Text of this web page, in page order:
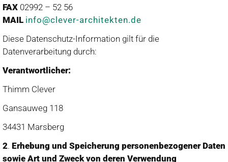
FAX 02992 – 52 56
MAIL info@clever-architekten.de
Diese Datenschutz-Information gilt für die
Datenverarbeitung durch:
Verantwortlicher:
Thimm Clever
Gansauweg 118
34431 Marsberg
2. Erhebung und Speicherung personenbezogener Daten
sowie Art und Zweck von deren Verwendung